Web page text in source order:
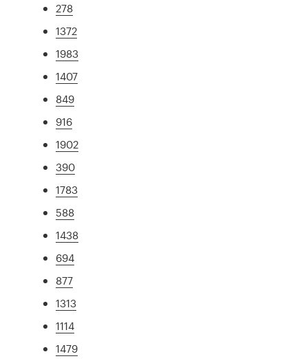
278
1372
1983
1407
849
916
1902
390
1783
588
1438
694
877
1313
1114
1479